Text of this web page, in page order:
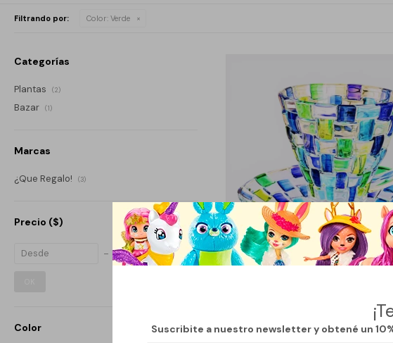
Suscribite a nuestro newsletter y obtené un
Filtrando por: Color: Verde
SET TAZA Y PLATO TIPO VITRAL
MODELO 2
Categorías
Plantas (2)
Bazar (1)
Marcas
¿Que Regalo! (3)
Precio ($)
Color